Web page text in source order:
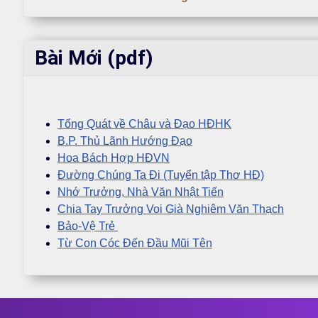
Bài Mới (pdf)
Tổng Quát về Châu và Đạo HĐHK
B.P. Thủ Lãnh Hướng Đạo
Hoa Bách Hợp HĐVN
Đường Chúng Ta Đi (Tuyển tập Thơ HĐ)
Nhớ Trưởng, Nhà Văn Nhật Tiến
Chia Tay Trưởng Voi Già Nghiêm Văn Thạch
Bảo-Vệ Trẻ
Từ Con Cóc Đến Đầu Mũi Tên